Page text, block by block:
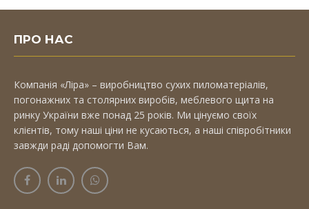
ПРО НАС
Компанія «Ліра» – виробництво сухих пиломатеріалів,
погонажних та столярних виробів, меблевого щита на
ринку України вже понад 25 років. Ми цінуємо своїх
клієнтів, тому наші ціни не кусаються, а наші співробітники
завжди раді допомогти Вам.